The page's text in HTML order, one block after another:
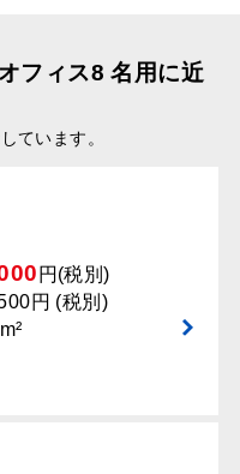
フィス8 名用に近
ています。
円(税別)
円 (税別)